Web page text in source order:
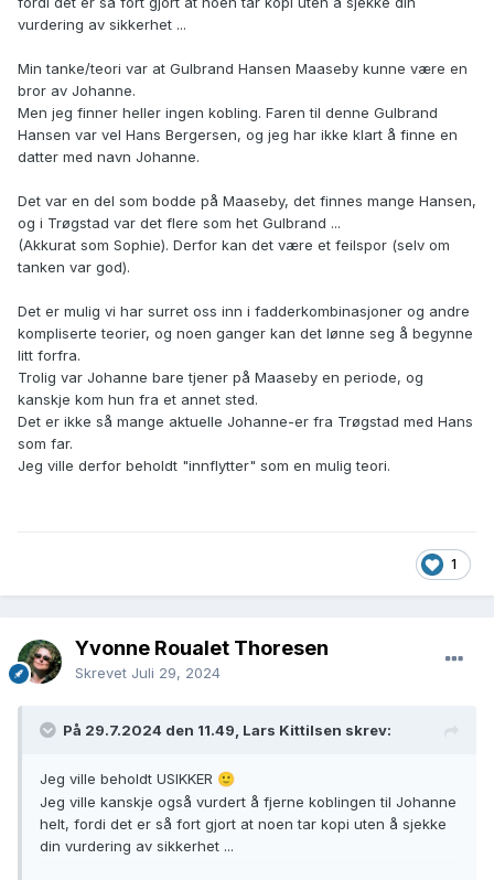
vurdering av sikkerhet ...
Min tanke/teori var at Gulbrand Hansen Maaseby kunne være en
bror av Johanne.
Men jeg finner heller ingen kobling. Faren til denne Gulbrand
Hansen var vel Hans Bergersen, og jeg har ikke klart å finne en
datter med navn Johanne.
Det var en del som bodde på Maaseby, det finnes mange Hansen,
og i Trøgstad var det flere som het Gulbrand ...
(Akkurat som Sophie). Derfor kan det være et feilspor (selv om
tanken var god).
Det er mulig vi har surret oss inn i fadderkombinasjoner og andre
kompliserte teorier, og noen ganger kan det lønne seg å begynne
litt forfra.
Trolig var Johanne bare tjener på Maaseby en periode, og
kanskje kom hun fra et annet sted.
Det er ikke så mange aktuelle Johanne-er fra Trøgstad med Hans
som far.
Jeg ville derfor beholdt "innflytter" som en mulig teori.
1
Yvonne Roualet Thoresen
Skrevet Juli 29, 2024
På 29.7.2024 den 11.49, Lars Kittilsen skrev:
Jeg ville beholdt USIKKER 🙂
Jeg ville kanskje også vurdert å fjerne koblingen til Johanne
helt, fordi det er så fort gjort at noen tar kopi uten å sjekke
din vurdering av sikkerhet ...